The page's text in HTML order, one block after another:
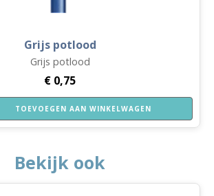
Bekijk ook
Grijs potlood
Grijs potlood
€ 0,75
TOEVOEGEN AAN WINKELWAGEN